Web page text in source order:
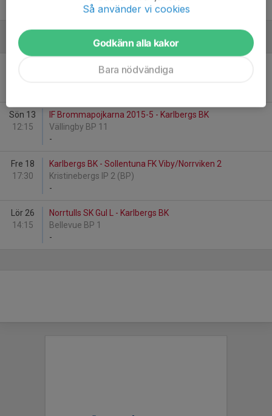
September
Karlbergs BK - Täby FK 21
Sön 13
12:15
IF Brommapojkarna 2015-5 - Karlbergs BK
Vällingby BP 11
-
Fre 18
17:30
Karlbergs BK - Sollentuna FK Viby/Norrviken 2
Kristinebergs IP 2 (BP)
-
Lör 26
14:15
Norrtulls SK Gul L - Karlbergs BK
Bellevue BP 1
-
Så använder vi cookies
Godkänn alla kakor
Bara nödvändiga